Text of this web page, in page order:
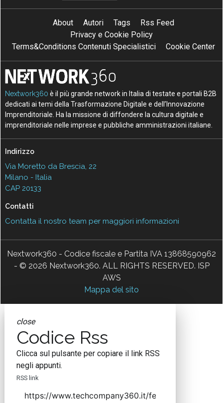
About Autori Tags
Rss Feed
Privacy e Cookie Policy
Terms&Conditions Contenuti Specialistici
Cookie Center
Nextwork360 è il più grande network in Italia di testate e portali B2B
dedicati ai temi della Trasformazione Digitale e dell’Innovazione
Imprenditoriale. Ha la missione di diffondere la cultura digitale e
imprenditoriale nelle imprese e pubbliche amministrazioni italiane.
Indirizzo
Via Moretto da Brescia, 22
Milano - Italia
CAP 20133
Contatti
Contatta il nostro team per maggiori informazioni
Nextwork360 - Codice fiscale e Partita IVA 13868590962
- © 2026 Nextwork360. ALL RIGHTS RESERVED. ISP
AWS
Mappa del sito
close
Codice Rss
Clicca sul pulsante per copiare il link RSS
negli appunti.
RSS link